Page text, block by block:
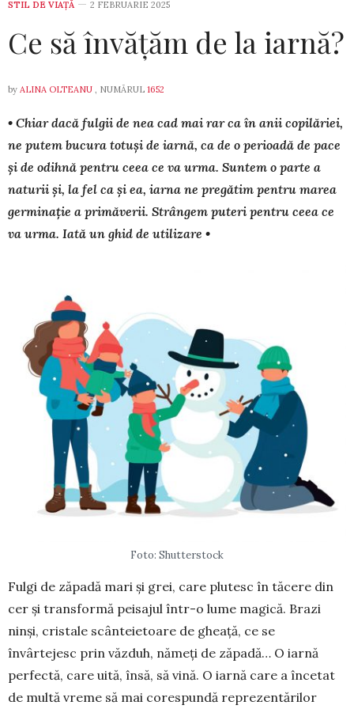
STIL DE VIA­ŢĂ 2 FEBRUARIE 2025
Ce să învățăm de la iarnă?
by ALINA OLTEANU , NUMĂRUL 1652
• Chiar dacă fulgii de nea cad mai rar ca în anii copilăriei,
ne putem bucura totuși de iarnă, ca de o perioadă de pace
și de odih­nă pentru ceea ce va urma. Suntem o parte a
naturii și, la fel ca și ea, iarna ne pregătim pentru marea
germinație a pri­măverii. Strângem puteri pentru ceea ce
va urma. Iată un ghid de utilizare •
Foto: Shutterstock
Fulgi de zăpadă mari și grei, care plutesc în tăcere din
cer și transformă peisajul într-o lume magică. Brazi
ninși, cristale scân­teietoare de gheață, ce se
învârtejesc prin văzduh, nămeți de zăpadă… O iarnă
perfectă, care uită, însă, să vină. O iarnă care a încetat
de multă vreme să mai corespundă reprezentărilor